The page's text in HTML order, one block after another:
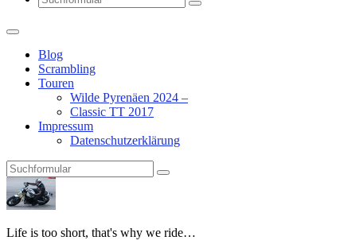
Search
Blog
Scrambling
Touren
Wilde Pyrenäen 2024 –
Classic TT 2017
Impressum
Datenschutzerklärung
Search
Pit's
Blog
Life is too short, that's why we ride…